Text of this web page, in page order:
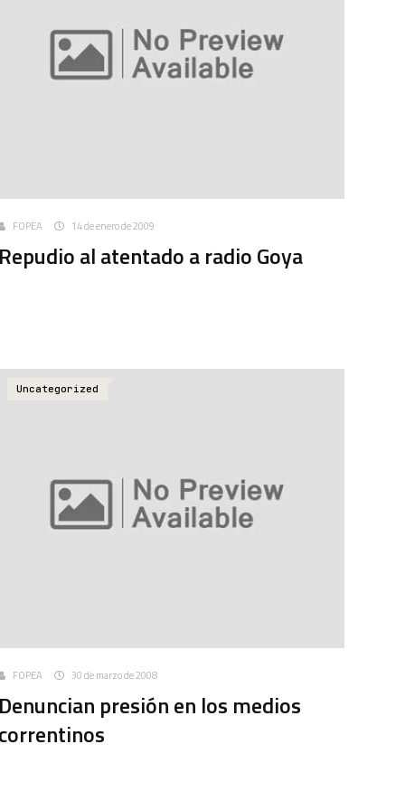
FOPEA 14 de enero de 2009
al atentado a radio Goya
Uncategorized
FOPEA 30 de marzo de 2008
presión en los medios